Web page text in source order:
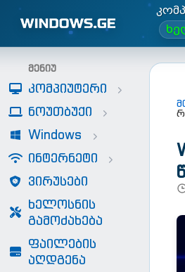
მენიუ
კომპიუტერი
ნოუთბუქი
Windows
ინტერნეტი
ვირუსები
ხელოსნის
გამოძახება
ფაილების
აღდგენა